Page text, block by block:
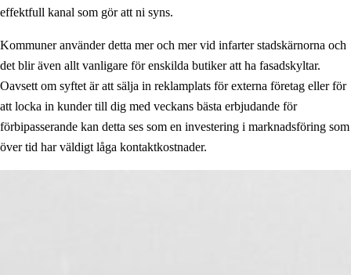
effektfull kanal som gör att ni syns.
Kommuner använder detta mer och mer vid infarter stadskärnorna och
det blir även allt vanligare för enskilda butiker att ha fasadskyltar.
Oavsett om syftet är att sälja in reklamplats för externa företag eller för
att locka in kunder till dig med veckans bästa erbjudande för
förbipasserande kan detta ses som en investering i marknadsföring som
över tid har väldigt låga kontaktkostnader.